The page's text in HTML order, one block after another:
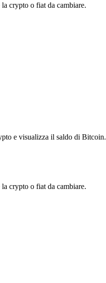
crypto o fiat da cambiare.
e visualizza il saldo di Bitcoin.
crypto o fiat da cambiare.